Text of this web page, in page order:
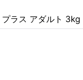
ラス アダルト